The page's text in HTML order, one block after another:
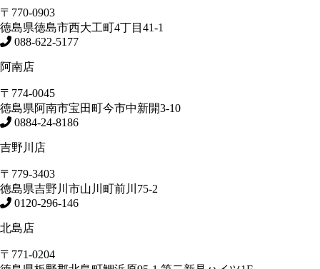
〒770-0903
徳島県徳島市西大工町4丁目41-1
088-622-5177
阿南店
〒774-0045
徳島県阿南市宝田町今市中新開3-10
0884-24-8186
吉野川店
〒779-3403
徳島県吉野川市山川町前川75-2
0120-296-146
北島店
〒771-0204